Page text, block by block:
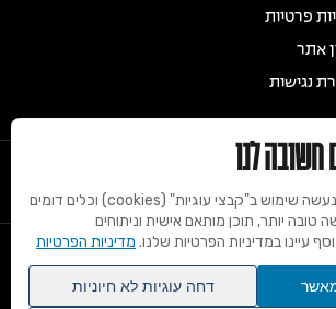
פרטיות
אתר
נגישות
חשובה לנו
לידיעתכם, באתר זה נעשה שימוש ב"קבצי עוגיות" (cookies) וכלים דומים
טובה יותר, תוכן מותאם אישית וניתוחים
עיינו במדיניות הפרטיות שלנו. מדיניות הפרטיות
דחה עוגיות לא חיוניות